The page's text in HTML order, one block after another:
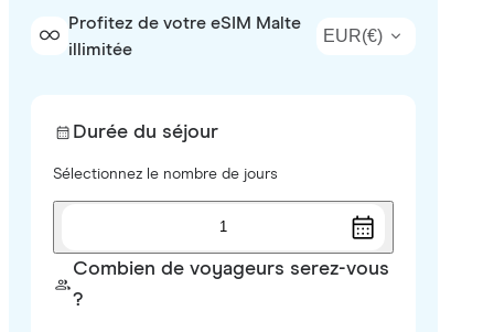
Profitez de votre eSIM Malte
illimitée
EUR(€)
Durée du séjour
Sélectionnez le nombre de jours
1
Combien de voyageurs serez-vous
?